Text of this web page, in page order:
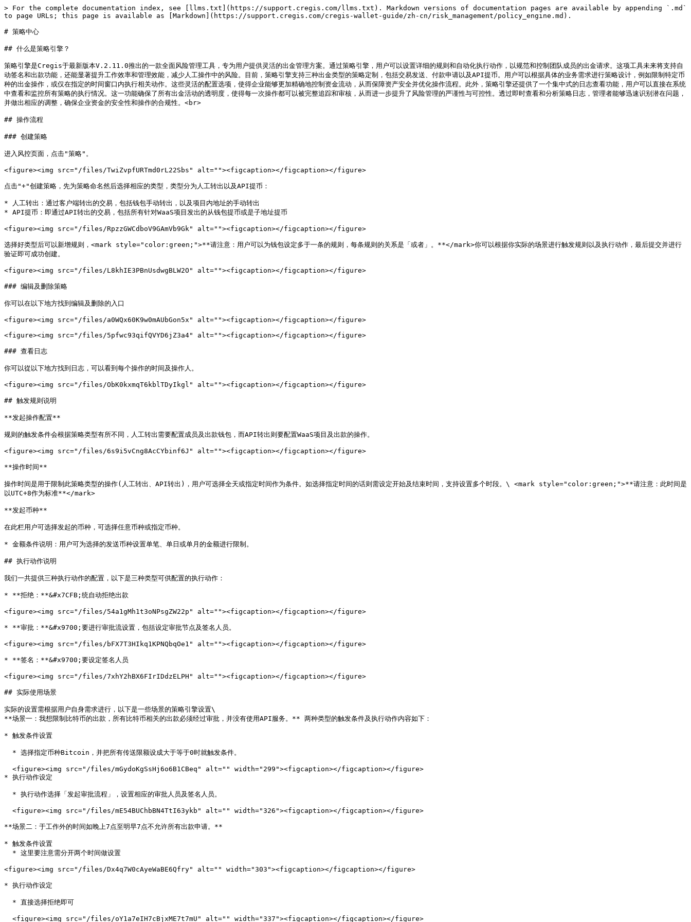
> For the complete documentation index, see [llms.txt](https://support.cregis.com/llms.txt). Markdown versions of documentation pages are available by appending `.md`
to page URLs; this page is available as [Markdown](https://support.cregis.com/cregis-wallet-guide/zh-cn/risk_management/policy_engine.md).
# 策略中心
## 什么是策略引擎？
策略引擎是Cregis于最新版本V.2.11.0推出的一款全面风险管理工具，专为用户提供灵活的出金管理方案。通过策略引擎，用户可以设置详细的规则和自动化执行动作，以规范和控制团队成员的出金请求。这项工具未来将支持自
动签名和出款功能，还能显著提升工作效率和管理效能，减少人工操作中的风险。目前，策略引擎支持三种出金类型的策略定制，包括交易发送、付款申请以及API提币。用户可以根据具体的业务需求进行策略设计，例如限制特定币
种的出金操作，或仅在指定的时间窗口内执行相关动作。这些灵活的配置选项，使得企业能够更加精确地控制资金流动，从而保障资产安全并优化操作流程。此外，策略引擎还提供了一个集中式的日志查看功能，用户可以直接在系统
中查看和监控所有策略的执行情况。这一功能确保了所有出金活动的透明度，使得每一次操作都可以被完整追踪和审核，从而进一步提升了风险管理的严谨性与可控性。透过即时查看和分析策略日志，管理者能够迅速识别潜在问题，
并做出相应的调整，确保企业资金的安全性和操作的合规性。<br>
## 操作流程
### 创建策略
进入风控页面，点击"策略"。
<figure><img src="/files/TwiZvpfURTmd0rL22Sbs" alt=""><figcaption></figcaption></figure>
点击"+"创建策略，先为策略命名然后选择相应的类型，类型分为人工转出以及API提币：
* 人工转出：通过客户端转出的交易，包括钱包手动转出，以及项目内地址的手动转出
* API提币：即通过API转出的交易，包括所有针对WaaS项目发出的从钱包提币或是子地址提币
<figure><img src="/files/RpzzGWCdboV9GAmVb9Gk" alt=""><figcaption></figcaption></figure>
选择好类型后可以新增规则，<mark style="color:green;">**请注意：用户可以为钱包设定多于一条的规则，每条规则的关系是「或者」。**</mark>你可以根据你实际的场景进行触发规则以及执行动作，最后提交并进行
验证即可成功创建。
<figure><img src="/files/L8khIE3PBnUsdwgBLW2O" alt=""><figcaption></figcaption></figure>
### 编辑及删除策略
你可以在以下地方找到编辑及删除的入口
<figure><img src="/files/a0WQx60K9w0mAUbGon5x" alt=""><figcaption></figcaption></figure>
<figure><img src="/files/5pfwc93qifQVYD6jZ3a4" alt=""><figcaption></figcaption></figure>
### 查看日志
你可以從以下地方找到日志，可以看到每个操作的时间及操作人。
<figure><img src="/files/ObK0kxmqT6kblTDyIkgl" alt=""><figcaption></figcaption></figure>
## 触发规则说明
**发起操作配置**
规则的触发条件会根据策略类型有所不同，人工转出需要配置成员及出款钱包，而API转出则要配置WaaS项目及出款的操作。
<figure><img src="/files/6s9i5vCng8AcCYbinf6J" alt=""><figcaption></figcaption></figure>
**操作时间**
操作时间是用于限制此策略类型的操作(人工转出、API转出)，用户可选择全天或指定时间作为条件。如选择指定时间的话则需设定开始及结束时间，支持设置多个时段。\ <mark style="color:green;">**请注意：此时间是
以UTC+8作为标准**</mark>
**发起币种**
在此栏用户可选择发起的币种，可选择任意币种或指定币种。
* 金额条件说明：用户可为选择的发送币种设置单笔、单日或单月的金额进行限制。
## 执行动作说明
我们一共提供三种执行动作的配置，以下是三种类型可供配置的执行动作：
* **拒绝：**&#x7CFB;统自动拒绝出款
<figure><img src="/files/54a1gMh1t3oNPsgZW22p" alt=""><figcaption></figcaption></figure>
* **审批：**&#x9700;要进行审批流设置，包括设定审批节点及签名人员。
<figure><img src="/files/bFX7T3HIkq1KPNQbqOe1" alt=""><figcaption></figcaption></figure>
* **签名：**&#x9700;要设定签名人员
<figure><img src="/files/7xhY2hBX6FIrIDdzELPH" alt=""><figcaption></figcaption></figure>
## 实际使用场景
实际的设置需根据用户自身需求进行，以下是一些场景的策略引擎设置\
**场景一：我想限制比特币的出款，所有比特币相关的出款必须经过审批，并没有使用API服务。** 两种类型的触发条件及执行动作内容如下：
* 触发条件设置
* 执行动作设定
**场景二：于工作外的时间如晚上7点至明早7点不允许所有出款申请。**
* 触发条件设置
<figure><img src="/files/Dx4q7W0cAyeWaBE6Qfry" alt="" width="303"><figcaption></figcaption></figure>
* 执行动作设定